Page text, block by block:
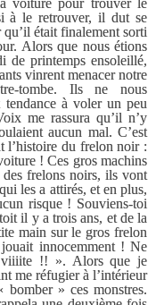
à le retrouver, il dut se
qu’il était finalement sorti
Alors que nous étions
de printemps ensoleillé,
vinrent menacer notre
tombe. Ils ne nous
tendance à voler un peu
me rassura qu’il n’y
aucun mal. C’est
l’histoire du frelon noir :
! Ces gros machins
frelons noirs, ils vont
les a attirés, et en plus,
risque ! Souviens-toi
il y a trois ans, et de la
main sur le gros frelon
innocemment ! Ne
viiiite !! ». Alors que je
me réfugier à l’intérieur
» ces monstres.